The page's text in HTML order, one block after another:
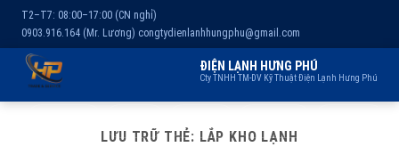
T2–T7: 08:00–17:00 (CN nghỉ)
0903.916.164 (Mr. Lương) congtydienlanhhungphu@gmail.com
ĐIỆN LẠNH HƯNG PHÚ
Cty TNHH TM-DV Kỹ Thuật Điện Lạnh Hưng Phú
LƯU TRỮ THẺ: LẮP KHO LẠNH